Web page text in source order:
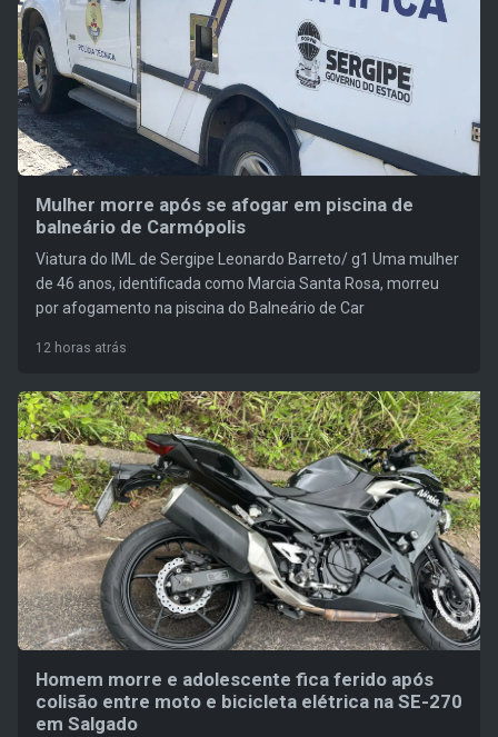
Mulher morre após se afogar em piscina de
balneário de Carmópolis
Viatura do IML de Sergipe Leonardo Barreto/ g1 Uma mulher
de 46 anos, identificada como Marcia Santa Rosa, morreu
por afogamento na piscina do Balneário de Car
12 horas atrás
Homem morre e adolescente fica ferido após
colisão entre moto e bicicleta elétrica na SE-270
em Salgado